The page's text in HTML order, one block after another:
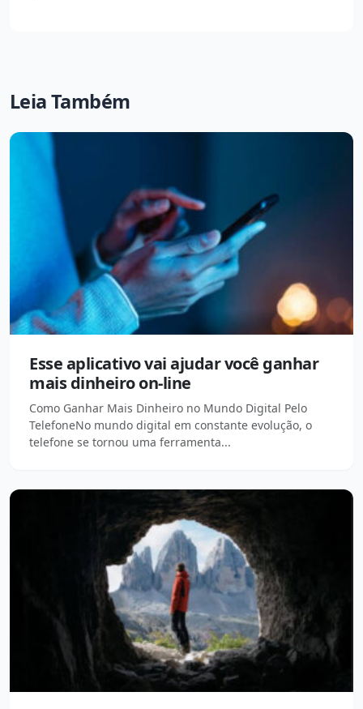
Leia Também
Esse aplicativo vai ajudar você ganhar
mais dinheiro on-line
Como Ganhar Mais Dinheiro no Mundo Digital Pelo
TelefoneNo mundo digital em constante evolução, o
telefone se tornou uma ferramenta...